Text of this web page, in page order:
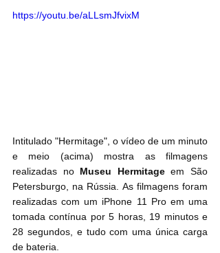
https://youtu.be/aLLsmJfvixM
Intitulado "Hermitage", o vídeo de um minuto
e meio (acima) mostra as filmagens
realizadas no Museu Hermitage em São
Petersburgo, na Rússia. As filmagens foram
realizadas com um iPhone 11 Pro‌ em uma
tomada contínua por 5 horas, 19 minutos e
28 segundos, e tudo com uma única carga
de bateria.